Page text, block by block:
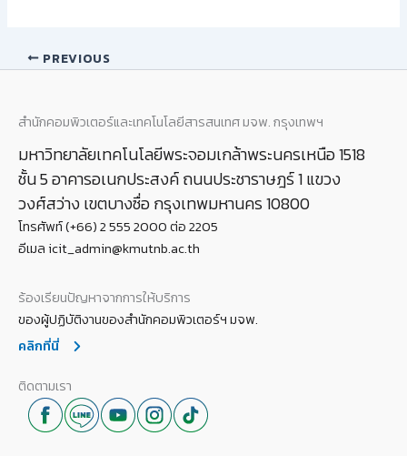
PREVIOUS
สำนักคอมพิวเตอร์และเทคโนโลยีสารสนเทศ มจพ. กรุงเทพฯ
มหาวิทยาลัยเทคโนโลยีพระจอมเกล้าพระนครเหนือ 1518
ชั้น 5 อาคารอเนกประสงค์ ถนนประชาราษฎร์ 1 แขวง
วงศ์สว่าง เขตบางซื่อ กรุงเทพมหานคร 10800
โทรศัพท์ (+66) 2 555 2000 ต่อ 2205
อีเมล icit_admin@kmutnb.ac.th
ร้องเรียนปัญหาจากการให้บริการ
ของผู้ปฏิบัติงานของสำนักคอมพิวเตอร์ฯ มจพ.
คลิกที่นี่
ติดตามเรา